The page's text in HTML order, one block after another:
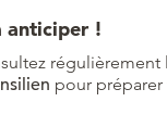
anticiper !
régulièrement
pour